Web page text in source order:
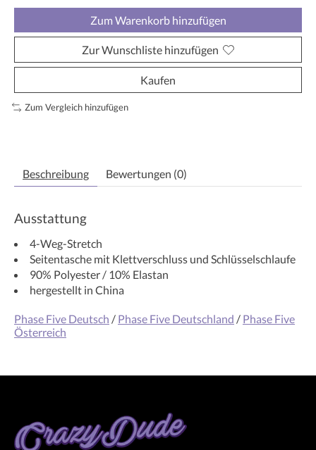
Zum Warenkorb hinzufügen
Zur Wunschliste hinzufügen
Kaufen
Zum Vergleich hinzufügen
Beschreibung Bewertungen (0)
Ausstattung
4-Weg-Stretch
Seitentasche mit Klettverschluss und Schlüsselschlaufe
90% Polyester / 10% Elastan
hergestellt in China
Phase Five Deutsch / Phase Five Deutschland / Phase Five
Österreich